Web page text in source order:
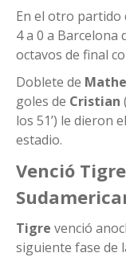
En el otro partido
4 a 0 a Barcelona
octavos de final
Doblete de
goles de Cristian
los 51’) le dieron
estadio.
Venció
Tigre venció
siguiente fase de